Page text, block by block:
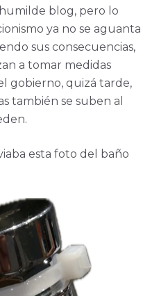
blog, pero lo
ya no se aguanta
sus consecuencias,
a tomar medidas
gobierno, quizá tarde,
también se suben al
esta foto del baño